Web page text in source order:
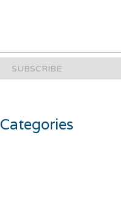
SUBSCRIBE
Categories